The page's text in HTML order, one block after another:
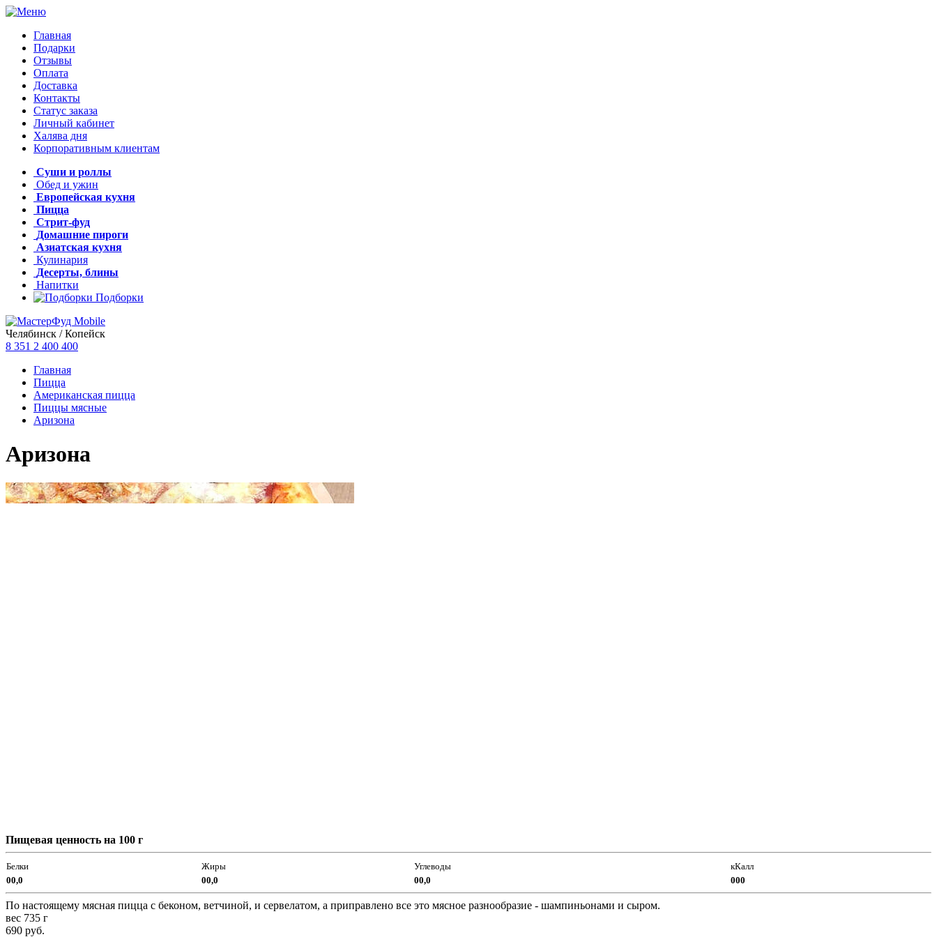
Главная
Подарки
Отзывы
Оплата
Доставка
Контакты
Статус заказа
Личный кабинет
Халява дня
Корпоративным клиентам
Суши и роллы
Обед и ужин
Европейская кухня
Пицца
Стрит-фуд
Домашние пироги
Азиатская кухня
Кулинария
Десерты, блины
Напитки
Подборки
Челябинск / Копейск
8 351 2 400 400
Главная
Пицца
Американская пицца
Пиццы мясные
Аризона
Аризона
Пищевая ценность на 100 г
Белки Жиры Углеводы
кКалл
00,0
00,0 00,0 000
По настоящему мясная пицца с беконом, ветчиной, и сервелатом, а приправлено все это мясное разнообразие - шампиньонами и сыром.
вес 735 г
690 руб.